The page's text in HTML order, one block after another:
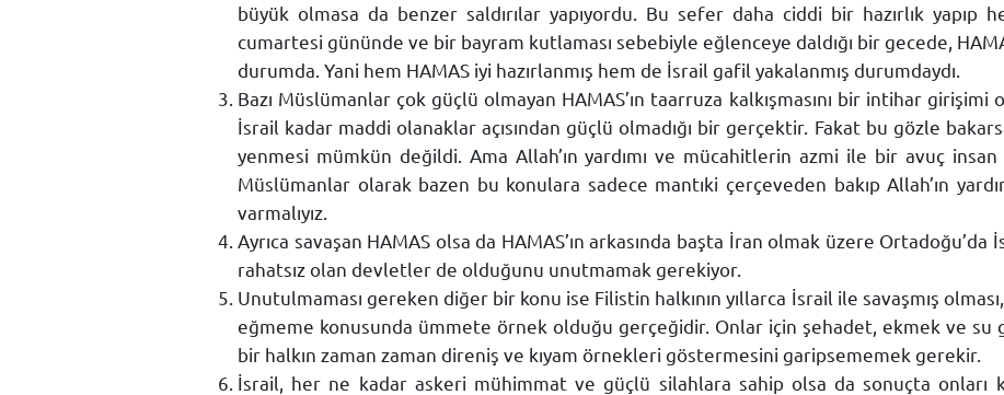
büyük olmasa da benzer saldırılar yapıyordu. Bu sefer daha ciddi bir hazırlık
cumartesi gününde ve bir bayram kutlaması sebebiyle eğlenceye daldığı bir gecede,
durumda. Yani hem HAMAS iyi hazırlanmış hem de İsrail gafil yakalanmış durumdaydı.
Bazı Müslümanlar çok güçlü olmayan HAMAS’ın taarruza kalkışmasını bir intihar girişimi
İsrail kadar maddi olanaklar açısından güçlü olmadığı bir gerçektir. Fakat bu gözle
yenmesi mümkün değildi. Ama Allah’ın yardımı ve mücahitlerin azmi ile bir avuç
Müslümanlar olarak bazen bu konulara sadece mantıki çerçeveden bakıp Allah’ın
varmalıyız.
Ayrıca savaşan HAMAS olsa da HAMAS’ın arkasında başta İran olmak üzere
rahatsız olan devletler de olduğunu unutmamak gerekiyor.
Unutulmaması gereken diğer bir konu ise Filistin halkının yıllarca İsrail ile savaşmış
eğmeme konusunda ümmete örnek olduğu gerçeğidir. Onlar için şehadet, ekmek ve su
bir halkın zaman zaman direniş ve kıyam örnekleri göstermesini garipsememek gerekir.
İsrail, her ne kadar askeri mühimmat ve güçlü silahlara sahip olsa da sonuçta onları